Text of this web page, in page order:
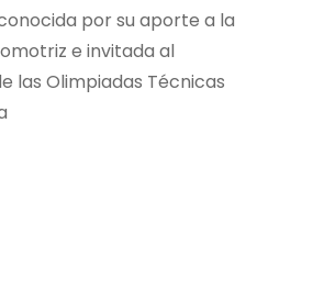
por su aporte a la
e invitada al
las Olimpiadas Técnicas